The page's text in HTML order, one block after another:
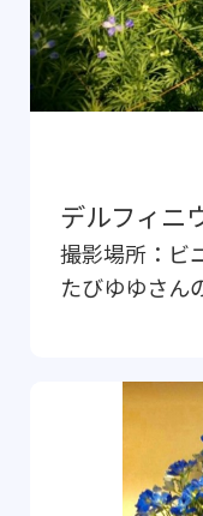
デルフィニ
撮影場所： ビ
たびゆゆさん